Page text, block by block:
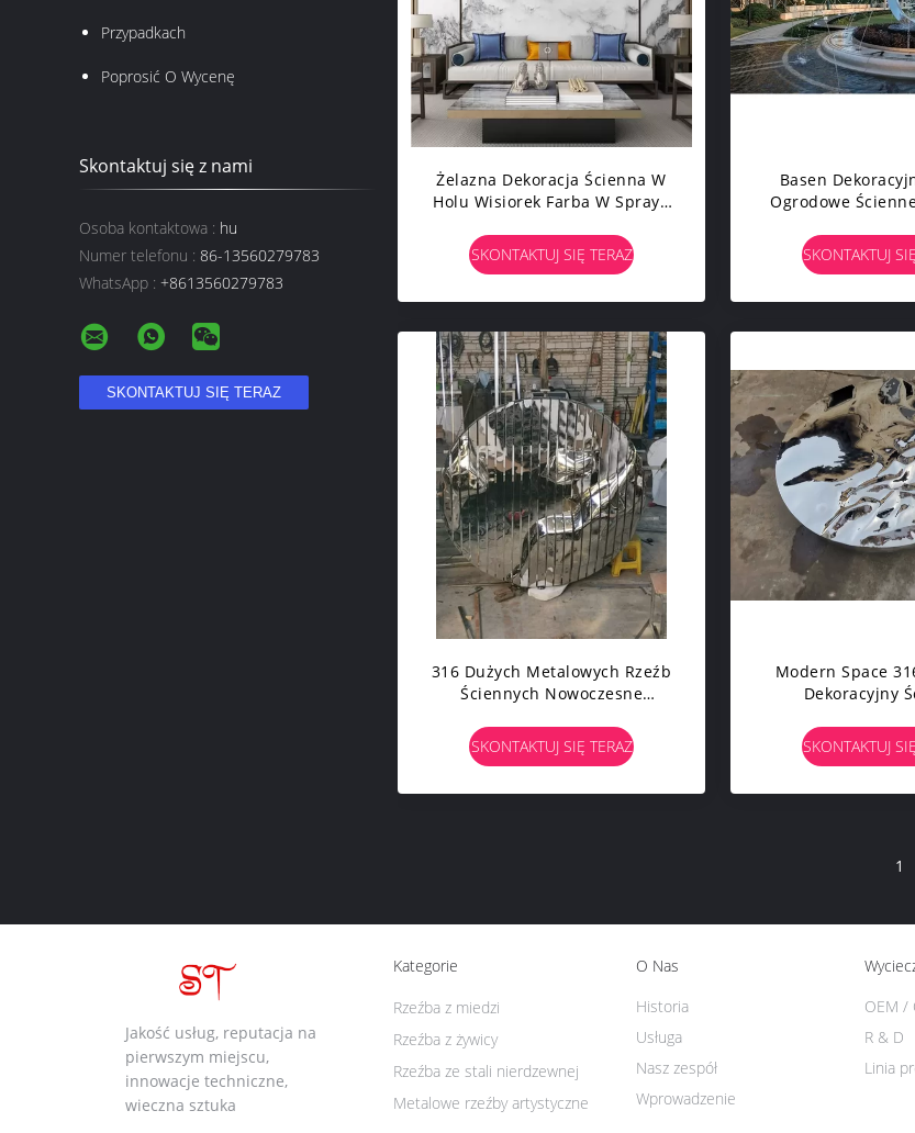
Przypadkach
Poprosić O Wycenę
Skontaktuj się z nami
Osoba kontaktowa : hu
Numer telefonu : 86-13560279783
WhatsApp : +8613560279783
Żelazna Dekoracja Ścienna W
Holu Wisiorek Farba W Sprayu
Rzeźba Ścienna
SKONTAKTUJ SIĘ TERAZ
Basen
Ogrodowe
SKONTAKTUJ
316 Dużych Metalowych Rzeźb
Ściennych Nowoczesne
SKONTAKTUJ SIĘ TERAZ
Modern Space
Dekoracyjny
Rzeźba
SKONTAKTUJ
1
Jakość usług, reputacja na
pierwszym miejscu,
innowacje techniczne,
wieczna sztuka
Kategorie
Metalowe rzeźby artystyczne
Rzeźba z miedzi
Rzeźba z żywicy
Rzeźba ze stali nierdzewnej
O Nas
Wprowadzenie
Historia
Usługa
Nasz zespół
Linia
OEM /
R & D